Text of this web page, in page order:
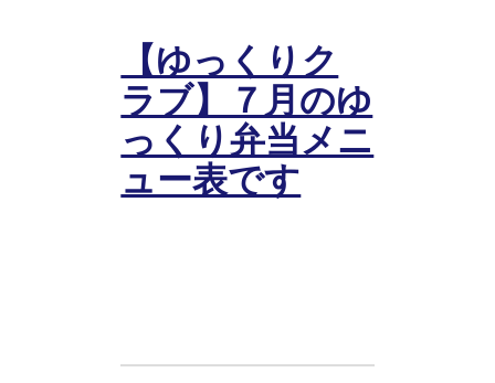
【ゆっくりク
ラブ】７月のゆ
っくり弁当メニ
ュー表です